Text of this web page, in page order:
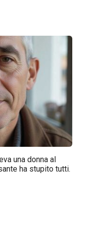
una donna al
ha stupito tutti.